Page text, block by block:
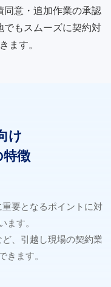
同意・追加作業の承認
でもスムーズに契約対
ます。
け
徴
要となるポイントに対
ます。
、引越し現場の契約業
きます。